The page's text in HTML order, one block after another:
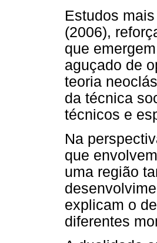
Estudos
(2006),
que
aguçado de
teoria
da técnica
técnicos e
Na
que
uma região
explicam o
diferentes